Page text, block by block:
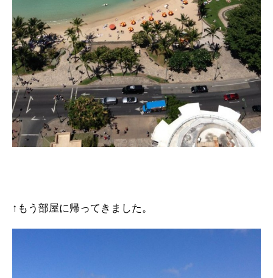
↑もう部屋に帰ってきました。